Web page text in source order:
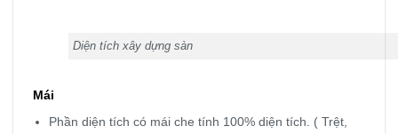
Diện tích xây dựng sàn
Mái
Phần diện tích có mái che tính 100% diện tích. ( Trệt,